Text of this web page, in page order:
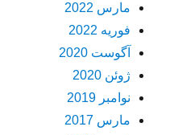
مارس 2022
فوریه 2022
آگوست 2020
ژوئن 2020
نوامبر 2019
مارس 2017